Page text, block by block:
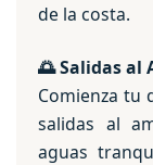
de la costa.
🌅Salidas al
Comienza tu
salidas al
aguas